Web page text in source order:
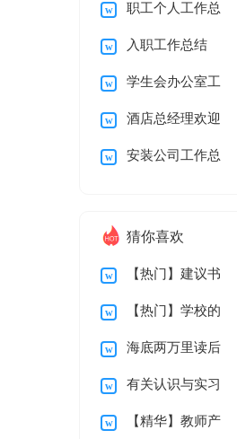
锦15篇职工个人工作总
结 入职工作总结
学生会办公室工
作总结15篇
酒店总经理欢迎
词 安装公司工作总
猜你喜欢
【热门】建议书
作文合集七篇
【热门】学校的
辞职报告6篇
海底两万里读后
感 有关认识与实习
报告集锦10篇
【精华】教师产